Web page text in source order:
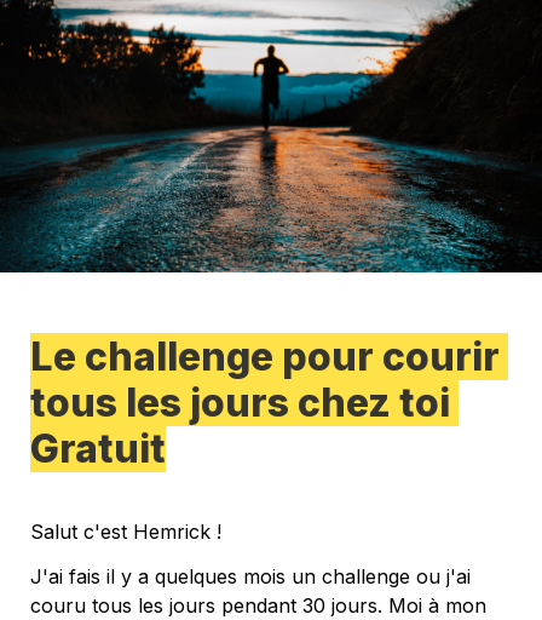
Le challenge pour courir
tous les jours chez toi
Gratuit
Salut c'est Hemrick !
J'ai fais il y a quelques mois un challenge ou j'ai
couru tous les jours pendant 30 jours. Moi à mon